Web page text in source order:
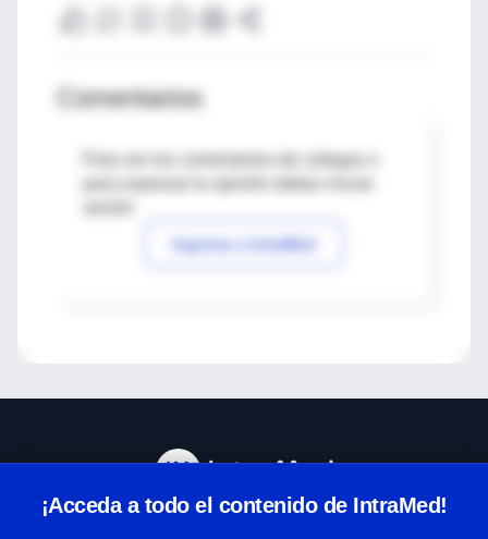
Comentarios
Para ver los comentarios de colegas o
Ingresar a IntraMed
¡Acceda a todo el contenido de IntraMed!